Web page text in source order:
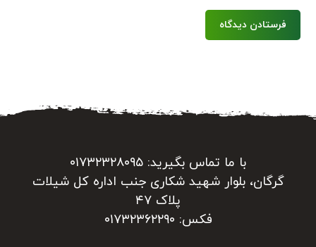
فرستادن دیدگاه
با ما تماس بگیرید: ۰۱۷۳۲۳۲۸۰۹۵
گرگان، بلوار شهید شکاری جنب اداره کل شیلات
پلاک ۴۷
فکس: ۰۱۷۳۲۳۶۲۲۹۰